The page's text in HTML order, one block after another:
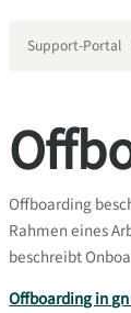
Support-Portal
Offboarding
Rahmen eines
beschreibt
Offboarding in